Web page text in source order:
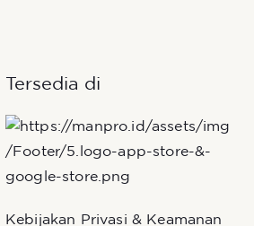
Tersedia di
Kebijakan Privasi & Keamanan